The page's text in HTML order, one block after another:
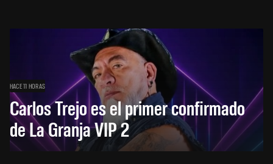
HACE 11 HORAS
Carlos Trejo es el primer confirmado
de La Granja VIP 2